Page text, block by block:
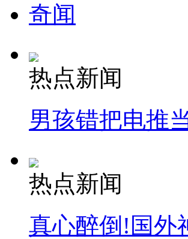
外交部：反对强权政治霸凌主义
外交部：有关国家言论片面不公正
安徽一实载49人客车翻车
走！跟着总书记去植树
消防员救轻生者 花炮节热闹非凡 减
奇闻
热点新闻
男孩错把电推
热点新闻
真心醉倒!国外